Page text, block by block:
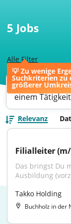
💡 Zu wenige
Suchkriterien zu
größerer
Alle Filter
5 Jobs
Ihre Jobsuche
wenn Sie
einem
Relevanz
Filialleiter
Das bringst Du
Ausbildung
Takko Holding
Buchholz in der